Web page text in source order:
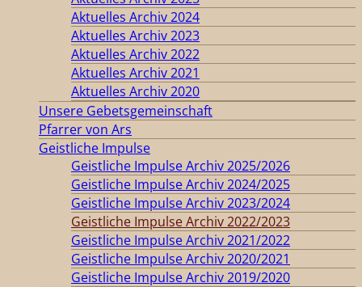
Aktuelles Archiv 2024
Aktuelles Archiv 2023
Aktuelles Archiv 2022
Aktuelles Archiv 2021
Aktuelles Archiv 2020
Unsere Gebetsgemeinschaft
Pfarrer von Ars
Geistliche Impulse
Geistliche Impulse Archiv 2025/2026
Geistliche Impulse Archiv 2024/2025
Geistliche Impulse Archiv 2023/2024
Geistliche Impulse Archiv 2022/2023
Geistliche Impulse Archiv 2021/2022
Geistliche Impulse Archiv 2020/2021
Geistliche Impulse Archiv 2019/2020